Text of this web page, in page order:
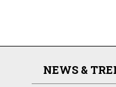
NEWS &